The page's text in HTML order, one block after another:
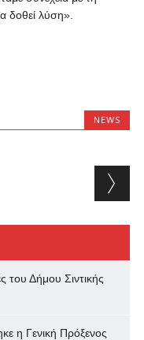
δοθεί λύση».
NEWS
του Δήμου Σιντικής
η Γενική Πρόξενος